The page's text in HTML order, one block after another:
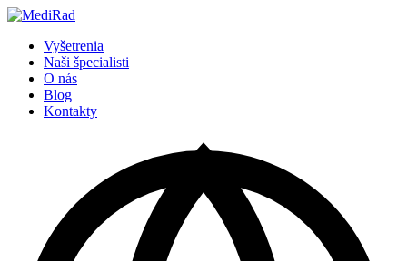
Preskočiť
obsah
Vyšetrenia
Naši špecialisti
O nás
Blog
Kontakty